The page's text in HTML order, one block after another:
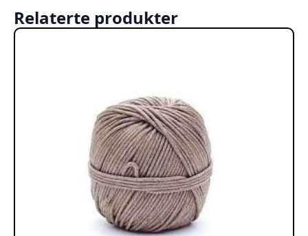
Relaterte produkter